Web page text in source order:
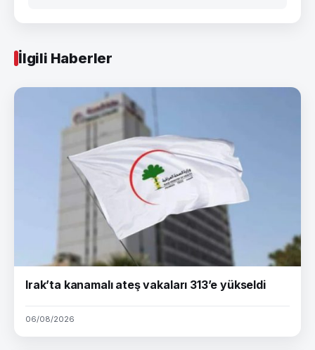
İlgili Haberler
Irak’ta kanamalı ateş vakaları 313’e yükseldi
06/08/2026